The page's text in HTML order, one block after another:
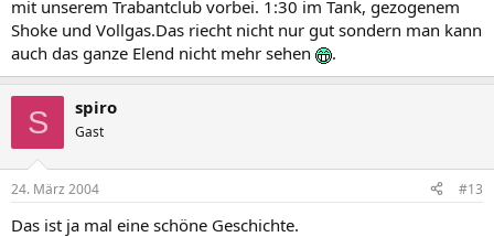
mit unserem Trabantclub vorbei. 1:30 im Tank, gezogenem
Shoke und Vollgas.Das riecht nicht nur gut sondern man kann
auch das ganze Elend nicht mehr sehen
.
S spiro
Gast
24. März 2004 #13
Das ist ja mal eine schöne Geschichte.